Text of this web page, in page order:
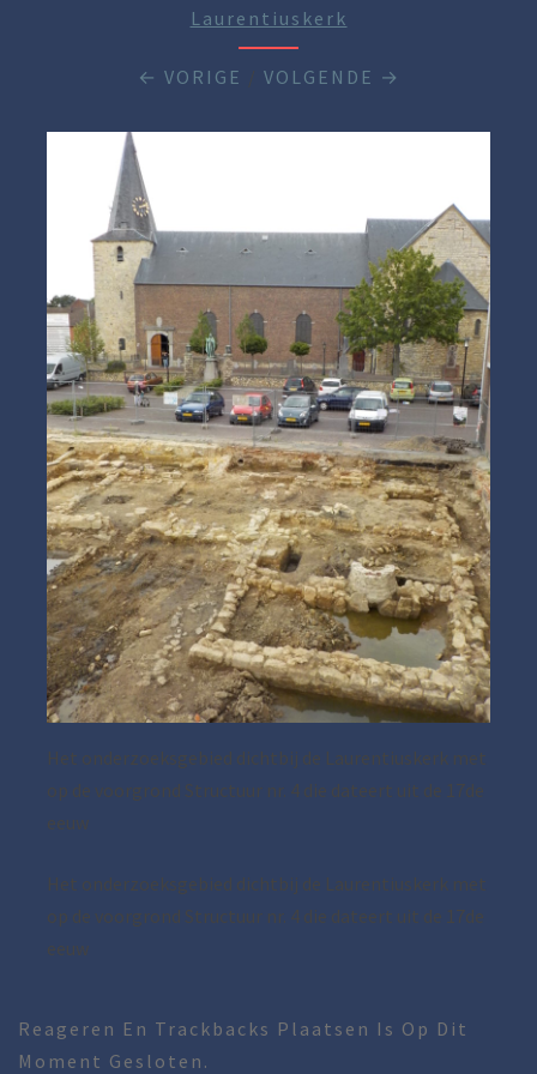
Laurentiuskerk
← VORIGE / VOLGENDE →
Het onderzoeksgebied dichtbij de Laurentiuskerk met
op de voorgrond Structuur nr. 4 die dateert uit de 17de
eeuw
Het onderzoeksgebied dichtbij de Laurentiuskerk met
op de voorgrond Structuur nr. 4 die dateert uit de 17de
eeuw
Reageren En Trackbacks Plaatsen Is Op Dit
Moment Gesloten.